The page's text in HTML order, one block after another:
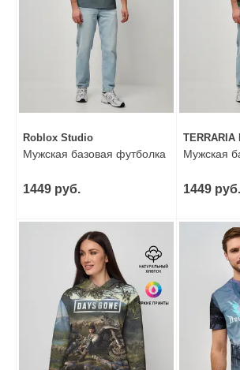
Roblox Studio
Мужская базовая футболка
1449 руб.
TERRARIA
Мужская
1449 руб.